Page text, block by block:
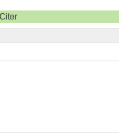
Citer